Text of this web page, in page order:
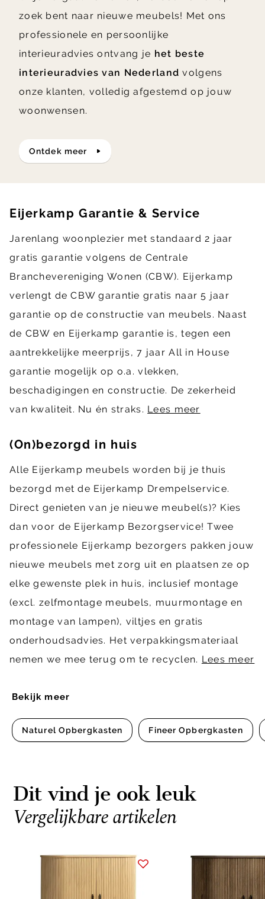
zoek bent naar nieuwe meubels! Met ons
professionele en persoonlijke
interieuradvies ontvang je het beste
interieuradvies van Nederland volgens
onze klanten, volledig afgestemd op jouw
woonwensen.
ontdek meer
Bekijk meer
Naturel Opbergkasten Fineer Opbergkasten
Eijerkamp Garantie & Service
Jarenlang woonplezier met standaard 2 jaar
gratis garantie volgens de Centrale
Branchevereniging Wonen (CBW). Eijerkamp
verlengt de CBW garantie gratis naar 5 jaar
garantie op de constructie van meubels. Naast
de CBW en Eijerkamp garantie is, tegen een
aantrekkelijke meerprijs, 7 jaar All in House
garantie mogelijk op o.a. vlekken,
beschadigingen en constructie. De zekerheid
van kwaliteit. Nu én straks. Lees meer
(On)bezorgd in huis
Alle Eijerkamp meubels worden bij je thuis
bezorgd met de Eijerkamp Drempelservice.
Direct genieten van je nieuwe meubel(s)? Kies
dan voor de Eijerkamp Bezorgservice! Twee
professionele Eijerkamp bezorgers pakken jouw
nieuwe meubels met zorg uit en plaatsen ze op
elke gewenste plek in huis, inclusief montage
(excl. zelfmontage meubels, muurmontage en
montage van lampen), viltjes en gratis
onderhoudsadvies. Het verpakkingsmateriaal
nemen we mee terug om te recyclen. Lees meer
Dit vind je ook leuk
Vergelijkbare artikelen